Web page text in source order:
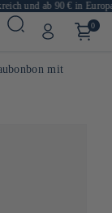
und ab 90 € in Europa
0
mit